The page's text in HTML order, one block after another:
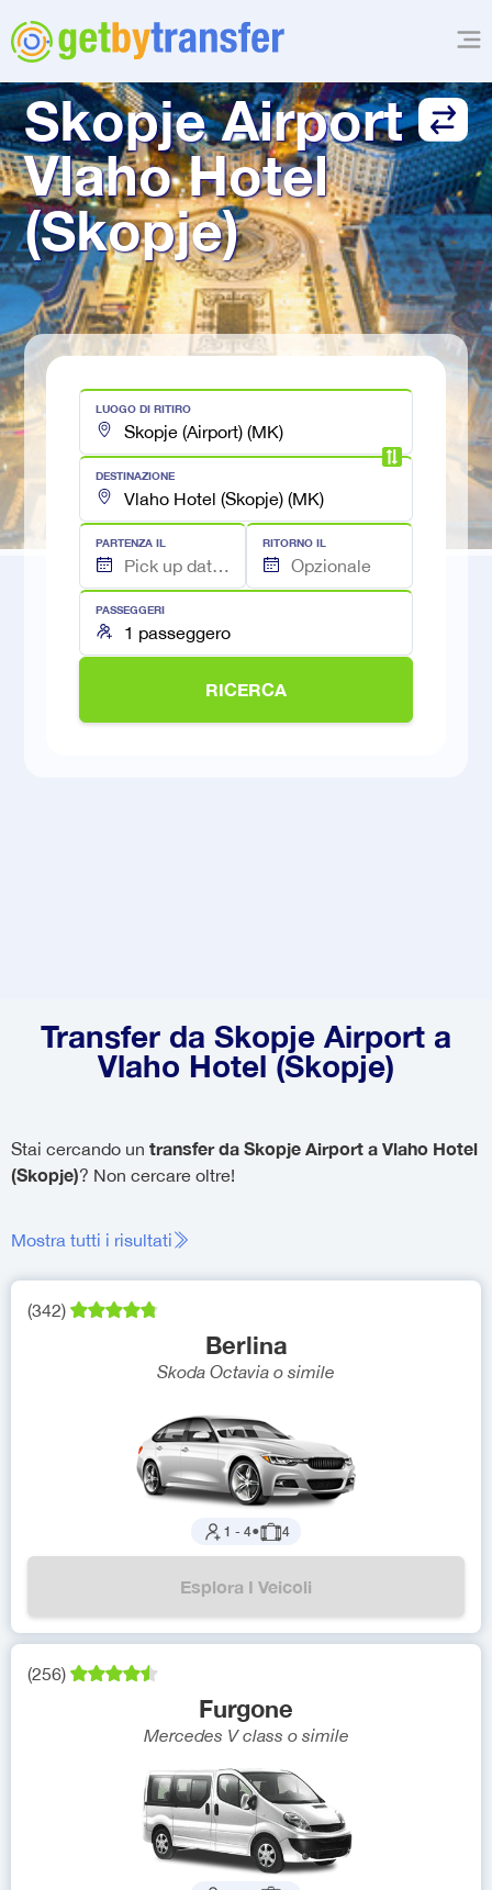
TRASFERIMENTO DA
Skopje Airport
Vlaho Hotel
(Skopje)
LUOGO DI RITIRO
DESTINAZIONE
PARTENZA IL RITORNO IL
PASSEGGERI
RICERCA
Transfer da Skopje Airport a
Vlaho Hotel (Skopje)
Stai cercando un transfer da Skopje Airport a Vlaho Hotel
(Skopje)? Non cercare oltre!
Mostra tutti i risultati
(342)
Berlina
Skoda Octavia o simile
1 - 4● 4
Esplora I Veicoli
(256)
Furgone
Mercedes V class o simile